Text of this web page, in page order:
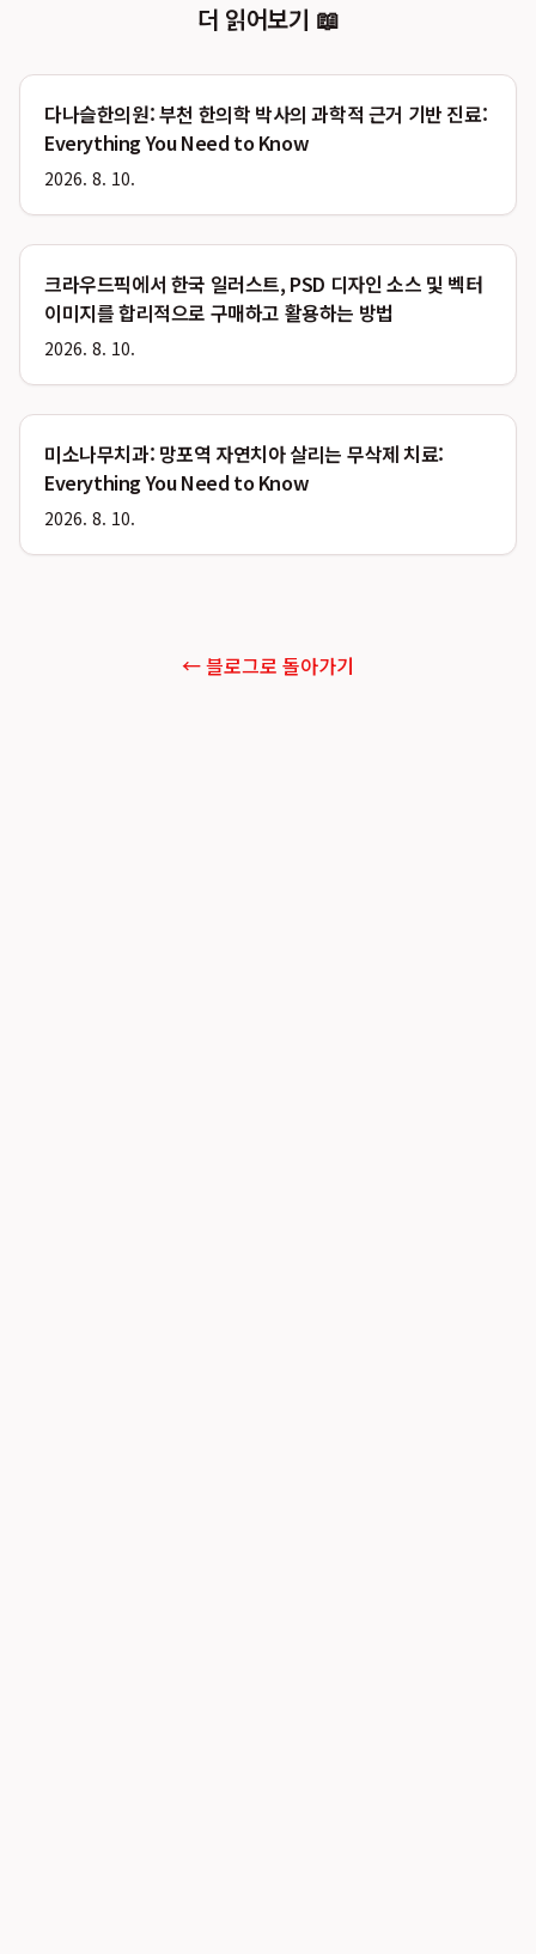
더 읽어보기 📖
다나슬한의원: 부천 한의학 박사의 과학적 근거 기반 진료:
Everything You Need to Know
2026. 8. 10.
크라우드픽에서 한국 일러스트, PSD 디자인 소스 및 벡터
이미지를 합리적으로 구매하고 활용하는 방법
2026. 8. 10.
미소나무치과: 망포역 자연치아 살리는 무삭제 치료:
Everything You Need to Know
2026. 8. 10.
← 블로그로 돌아가기